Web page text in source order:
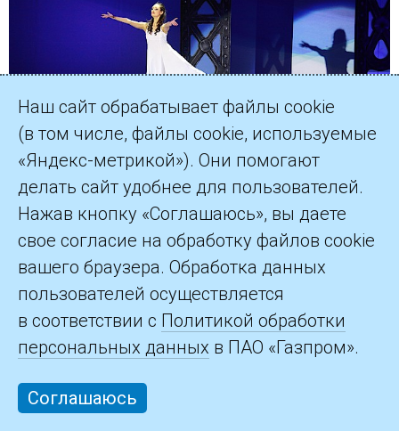
Анна Верзилова
Наш сайт обрабатывает файлы cookie
(в том числе, файлы cookie, используемые
«Яндекс-метрикой»). Они помогают
делать сайт удобнее для пользователей.
Нажав кнопку «Соглашаюсь», вы даете
свое согласие на обработку файлов cookie
вашего браузера. Обработка данных
пользователей осуществляется
в соответствии с Политикой обработки
персональных данных в ПАО «Газпром».
Соглашаюсь